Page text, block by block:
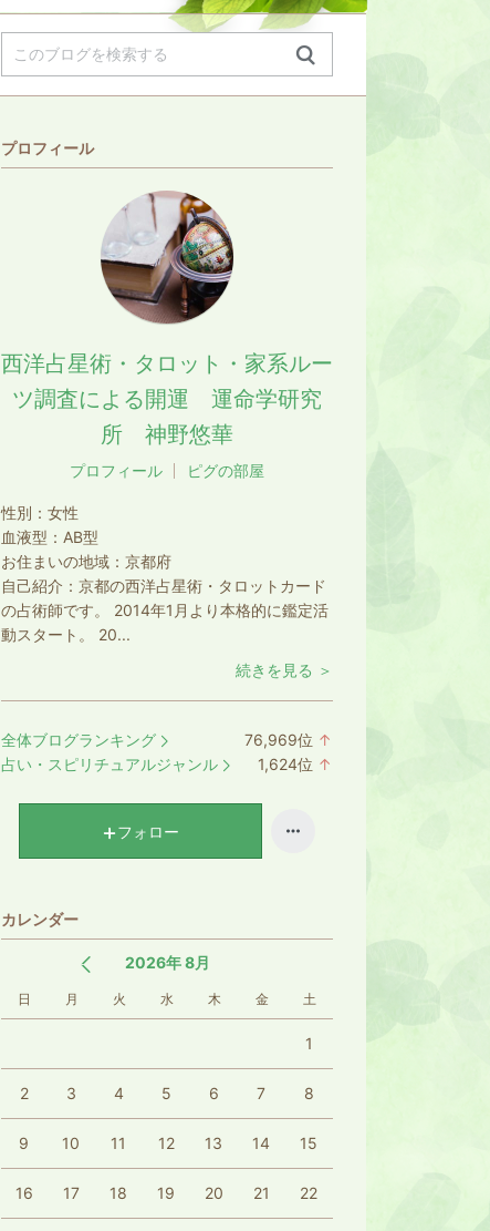
プロフィール
西洋占星術・タロット・家系ルー
ツ調査による開運 運命学研究
所 神野悠華
プロフィール ピグの部屋
性別： 女性
血液型： AB型
お住まいの地域： 京都府
自己紹介： 京都の西洋占星術・タロットカード
の占術師です。 2014年1月より本格的に鑑定活
動スタート。 20...
続きを見る ＞
全体ブログランキング 76,969位 ↑
占い・スピリチュアルジャンル 1,624位 ↑
フォロー
カレンダー
2026年 8月
日 月 火 水 木 金 土
1
2 3 4 5 6 7 8
9 10 11 12 13 14 15
16 17 18 19 20 21 22